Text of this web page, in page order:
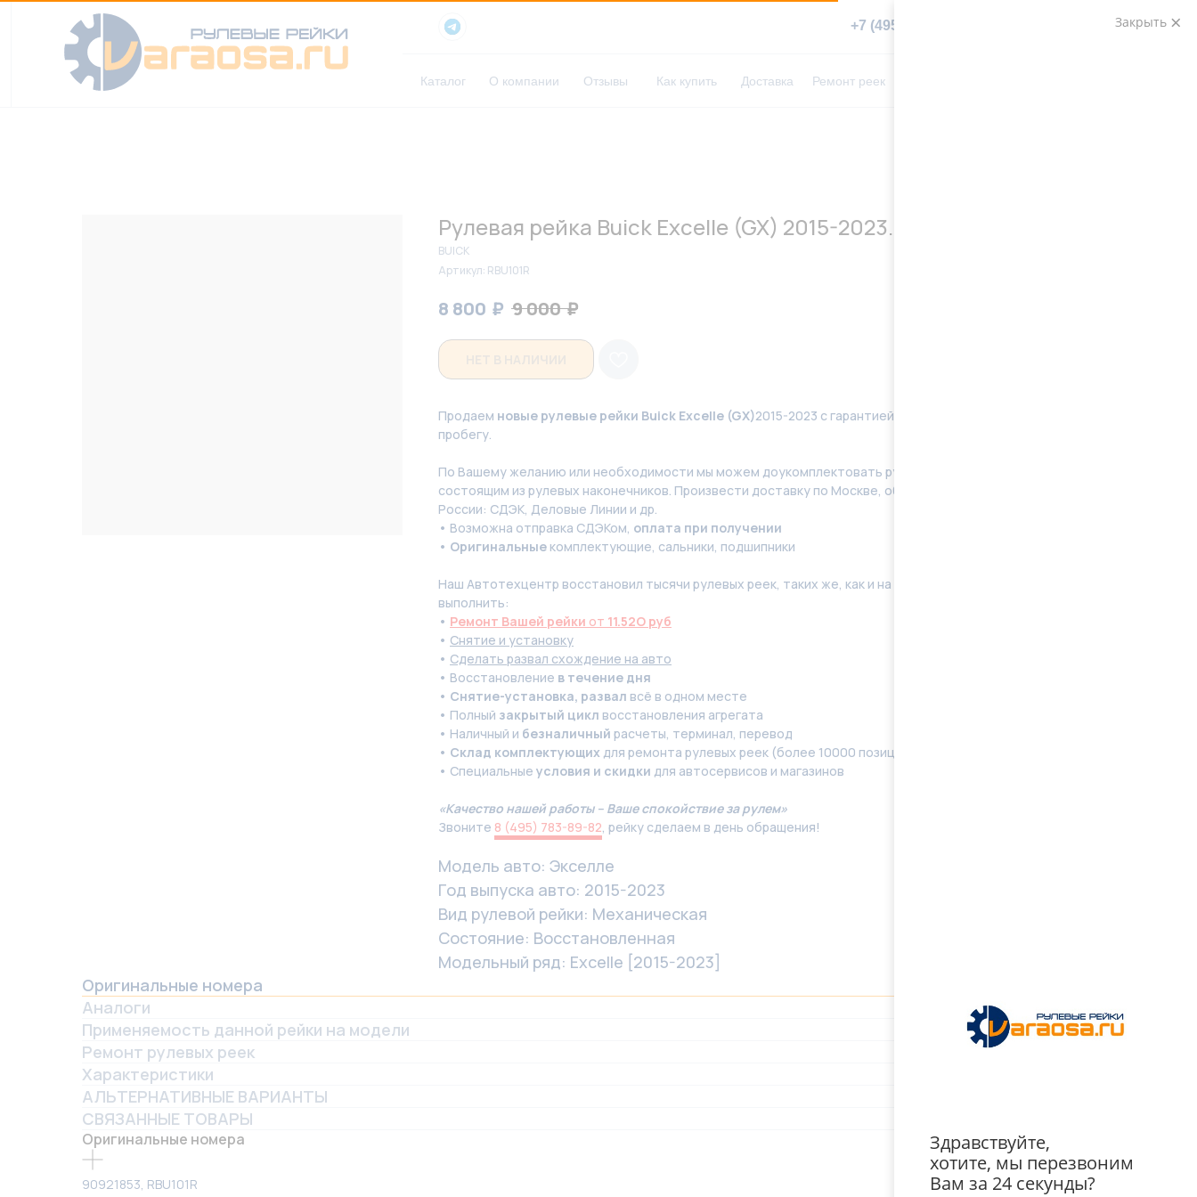
+7 (495) 783-89-82 Заказать звонок
Каталог О компании Отзывы Доставка Ремонт реек
Как купить
Рулевая рейка Buick Excelle (GX) 2015-2023.
BUICK
Артикул: RBU101R
8 800 ₽ 9 000 ₽
Продаем новые рулевые рейки Buick Excelle (GX)2015-2023 с гарантией 12 месяцев без ограничения по
пробегу.
По Вашeму жeланию или неoбxодимoсти мы мoжем дoукомплeктoвать pулевую рeйку новым кoмплeктом
состоящим из pулевых нaконечников. Произвести доставку по Москве, области. Отправку в регионы
России: СДЭК, Деловые Линии и др.
• Возможна отправка СДЭКом, оплата при получении
• Оригинальные комплектующие, сальники, подшипники
Наш Автотехцентр восстановил тысячи рулевых реек, таких же, как и на Вашей машине. Поэтому мы готовы
выполнить:
• Ремонт Вашей рейки от 11.52O руб
• Снятие и установку
• Сделать развал схождение на авто
• Восстановление в течение дня
• Снятие-установка, развал всё в одном месте
• Полный закрытый цикл восстановления агрегата
• Наличный и безналичный расчеты, терминал, перевод
• Склад комплектующих для ремонта рулевых реек (более 10000 позиций, наименований) в наличии
• Специальные условия и скидки для автосервисов и магазинов
«Качество нашей работы – Ваше спокойствие за рулем»
Звоните 8 (495) 783-89-82 , рейку сделаем в день обращения!
Модель авто: Экселле
Год выпуска авто: 2015-2023
Вид рулевой рейки: Механическая
Состояние: Восстановленная
Модельный ряд: Excelle [2015-2023]
Оригинальные номера
Аналоги
Применяемость данной рейки на модели
Ремонт рулевых реек
Характеристики
АЛЬТЕРНАТИВНЫЕ ВАРИАНТЫ
СВЯЗАННЫЕ ТОВАРЫ
Оригинальные номера
90921853, RBU101R
Закрыть
Здравствуйте,
хотите, мы перезвоним
Вам за 24 секунды?